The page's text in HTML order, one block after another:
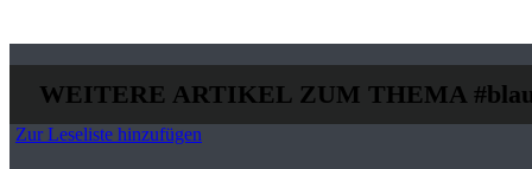
WEITERE ARTIKEL ZUM THEMA
Zur Leseliste hinzufügen